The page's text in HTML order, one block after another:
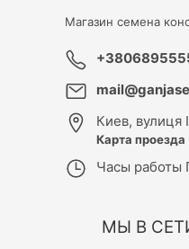
Магазин семена
Киев, вулиця
Карта проезда
Часы работы
МЫ В